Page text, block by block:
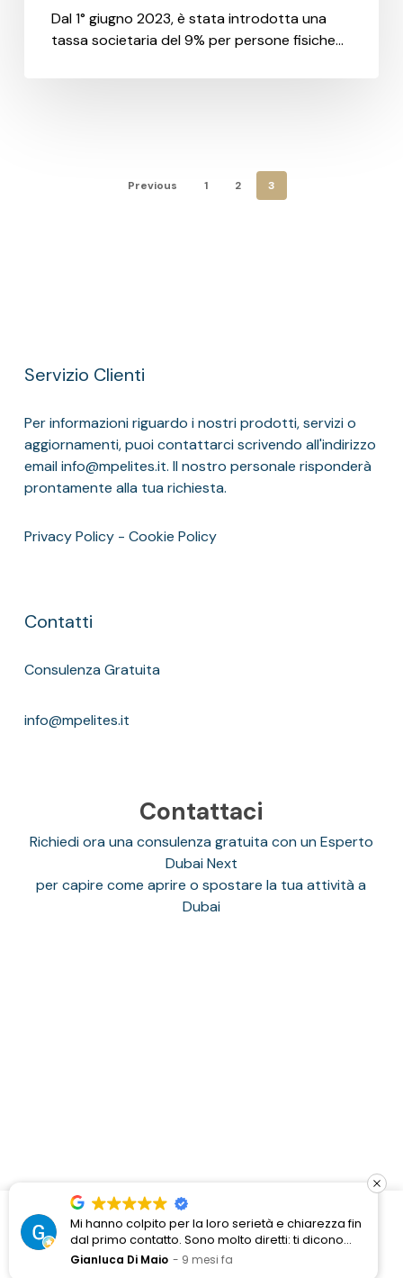
Dal 1° giugno 2023, è stata introdotta una
tassa societaria del 9% per persone fisiche…
Previous 1 2 3
Richiedi Una Consulenza Gratuita
Servizio Clienti
Per informazioni riguardo i nostri prodotti, servizi o
aggiornamenti, puoi contattarci scrivendo all'indirizzo
email info@mpelites.it. Il nostro personale risponderà
prontamente alla tua richiesta.
Privacy Policy- Cookie Policy
Contatti
Consulenza Gratuita
info@mpelites.it
Contattaci
Richiedi ora una consulenza gratuita con un Esperto
Dubai Next
per capire come aprire o spostare la tua attività a
Dubai
Copyright © 2025 – MP Elites Consulting LLC – License No.
1158878
facebookinstagram
Mi hanno colpito per la loro serietà e chiarezza fin
dal primo contatto. Sono molto diretti: ti dicono
cosa possono fare, cosa no e come ci arrivano,
Gianluca Di Maio 9 mesi fa